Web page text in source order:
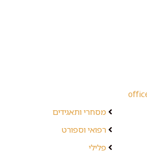
מסחרי ותאגידים
רפואי וספורט
פלילי